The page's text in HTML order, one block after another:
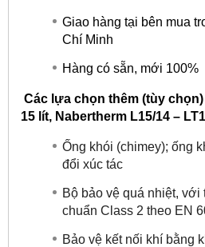
Giao hàng tại bên mua
Chí Minh
Hàng có sẵn, mới 100%
Các lựa chọn thêm (tùy
15 lít, Nabertherm L15/14 –
Ống khói (chimey); ống
đổi xúc tác
Bộ bảo vệ quá nhiệt, với
chuẩn Class 2 theo EN
Bảo vệ kết nối khí bằng